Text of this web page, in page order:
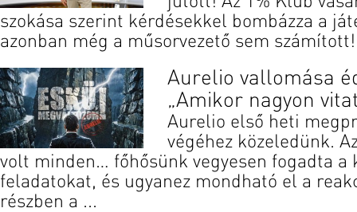
szokása szerint kérdésekkel bombázza a
azonban még a műsorvezető sem
Aurelio vallomása
„Amikor nagyon
Aurelio első heti
végéhez közeledünk.
volt minden… főhősünk vegyesen fogadta a
feladatokat, és ugyanez mondható el a
részben a ...